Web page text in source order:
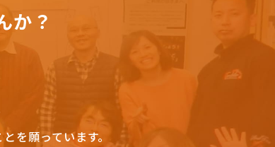
か？
を願っています。